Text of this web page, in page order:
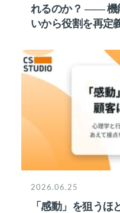
れるのか？ ―― 機
いから役割を再
2026.06.25
「感動」を狙う